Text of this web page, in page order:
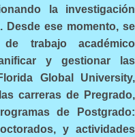
la investigación
Desde ese momento, se
trabajo académico
y gestionar las
Global University,
carreras de Pregrado,
de Postgrado:
y actividades